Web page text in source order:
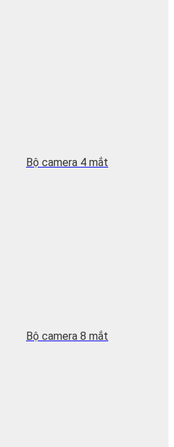
Bộ camera 4 mắt
Bộ camera 8 mắt